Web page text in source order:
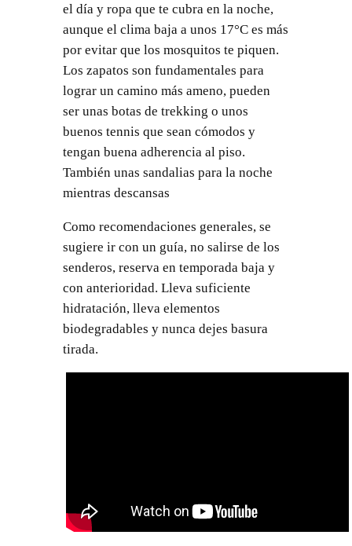
el día y ropa que te cubra en la noche,
aunque el clima baja a unos 17°C es más
por evitar que los mosquitos te piquen.
Los zapatos son fundamentales para
lograr un camino más ameno, pueden
ser unas botas de trekking o unos
buenos tennis que sean cómodos y
tengan buena adherencia al piso.
También unas sandalias para la noche
mientras descansas
Como recomendaciones generales, se
sugiere ir con un guía, no salirse de los
senderos, reserva en temporada baja y
con anterioridad. Lleva suficiente
hidratación, lleva elementos
biodegradables y nunca dejes basura
tirada.